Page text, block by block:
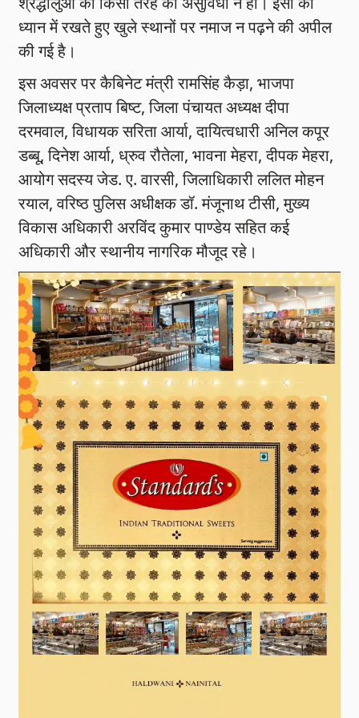
ध्यान में रखते हुए खुले स्थानों पर नमाज न पढ़ने की अपील
की गई है।
इस अवसर पर कैबिनेट मंत्री रामसिंह कैड़ा, भाजपा
जिलाध्यक्ष प्रताप बिष्ट, जिला पंचायत अध्यक्ष दीपा
दरमवाल, विधायक सरिता आर्या, दायित्वधारी अनिल कपूर
डब्बू, दिनेश आर्या, ध्रुव रौतेला, भावना मेहरा, दीपक मेहरा,
आयोग सदस्य जेड. ए. वारसी, जिलाधिकारी ललित मोहन
रयाल, वरिष्ठ पुलिस अधीक्षक डॉ. मंजूनाथ टीसी, मुख्य
विकास अधिकारी अरविंद कुमार पाण्डेय सहित कई
अधिकारी और स्थानीय नागरिक मौजूद रहे।